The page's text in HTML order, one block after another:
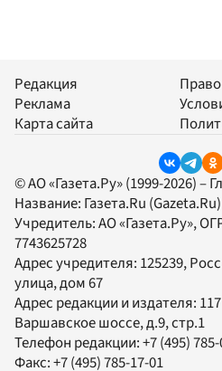
Редакция
Реклама
Карта сайта
© АО «Газета.Ру» (1999-2026) –
Название: Газета.Ru (Gazeta.Ru)
Учредитель:АО «Газета.Ру»,
7743625728
Адрес учредителя: 125239,
улица, дом 67
Адрес редакции и издателя:
Варшавское шоссе, д.9, стр.1
Телефон редакции:+7 (495)
Факс:+7 (495) 785-17-01